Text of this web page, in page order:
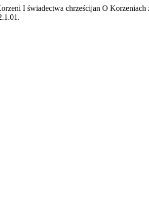
I świadectwa chrześcijan O